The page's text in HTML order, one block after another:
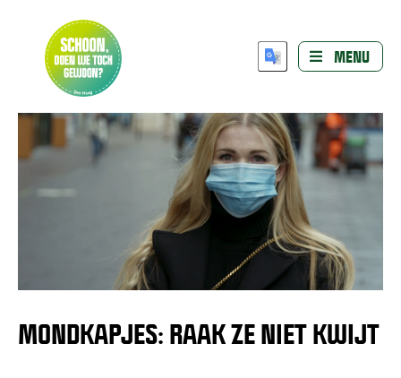
MENU
MONDKAPJES: RAAK ZE NIET KWIJT